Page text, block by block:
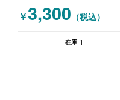
￥3,300 （税込）
在庫 1